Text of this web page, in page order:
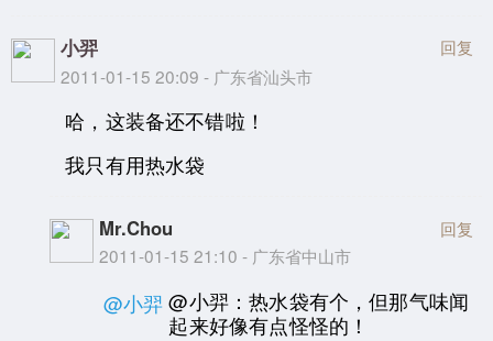
小羿
2011-01-15 20:09 - 广东省汕头市
回复
哈，这装备还不错啦！
我只有用热水袋
Mr.Chou
2011-01-15 21:10 - 广东省中山市
回复
@小羿 @小羿：热水袋有个，但那气味闻
起来好像有点怪怪的！